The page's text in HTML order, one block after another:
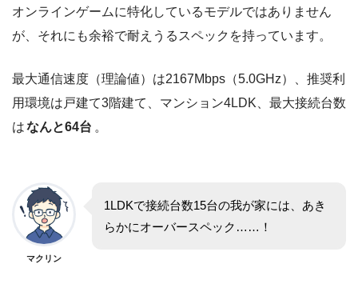
オンラインゲームに特化しているモデルではありません
が、それにも余裕で耐えうるスペックを持っています。
最大通信速度（理論値）は2167Mbps（5.0GHz）、推奨利
用環境は戸建て3階建て、マンション4LDK、最大接続台数
はなんと64台 。
マクリン
1LDKで接続台数15台の我が家には、あき
らかにオーバースペック……！